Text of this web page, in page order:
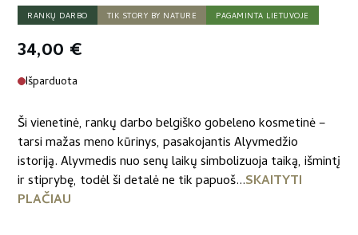
RANKŲ DARBO TIK STORY BY NATURE PAGAMINTA LIETUVOJE
34,00 €
Išparduota
Ši vienetinė, rankų darbo belgiško gobeleno kosmetinė –
tarsi mažas meno kūrinys, pasakojantis Alyvmedžio
istoriją. Alyvmedis nuo senų laikų simbolizuoja taiką, išmintį
ir stiprybę, todėl ši detalė ne tik papuoš...SKAITYTI
PLAČIAU